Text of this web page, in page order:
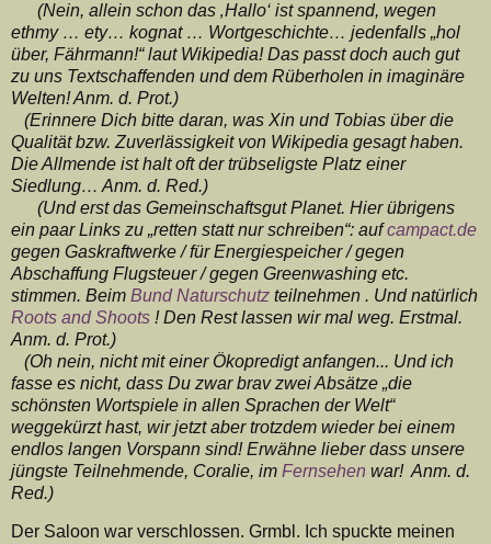
(Nein, allein schon das ‚Hallo‘ ist spannend, wegen
ethmy … ety… kognat … Wortgeschichte… jedenfalls „hol
über, Fährmann!“ laut Wikipedia! Das passt doch auch gut
zu uns Textschaffenden und dem Rüberholen in imaginäre
Welten! Anm. d. Prot.)
(Erinnere Dich bitte daran, was Xin und Tobias über die
Qualität bzw. Zuverlässigkeit von Wikipedia gesagt haben.
Die Allmende ist halt oft der trübseligste Platz einer
Siedlung… Anm. d. Red.)
(Und erst das Gemeinschaftsgut Planet. Hier übrigens
ein paar Links zu „retten statt nur schreiben“: aufcampact.de
gegen Gaskraftwerke / für Energiespeicher / gegen
Abschaffung Flugsteuer / gegen Greenwashing etc.
stimmen. Beim Bund Naturschutz teilnehmen . Und natürlich
Roots and Shoots ! Den Rest lassen wir mal weg. Erstmal.
Anm. d. Prot.)
(Oh nein, nicht mit einer Ökopredigt anfangen... Und ich
fasse es nicht, dass Du zwar brav zwei Absätze „die
schönsten Wortspiele in allen Sprachen der Welt“
weggekürzt hast, wir jetzt aber trotzdem wieder bei einem
endlos langen Vorspann sind! Erwähne lieber dass unsere
jüngste Teilnehmende, Coralie, im Fernsehen war! Anm. d.
Red.)
Der Saloon war verschlossen. Grmbl. Ich spuckte meinen